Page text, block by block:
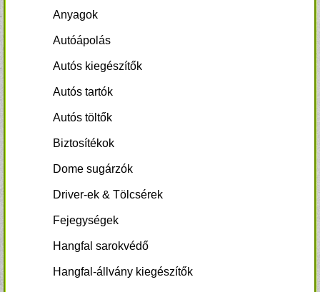
Anyagok
Autóápolás
Autós kiegészítők
Autós tartók
Autós töltők
Biztosítékok
Dome sugárzók
Driver-ek & Tölcsérek
Fejegységek
Hangfal sarokvédő
Hangfal-állvány kiegészítők